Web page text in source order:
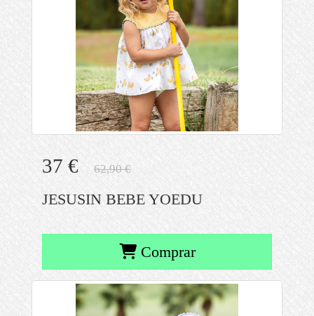
37 € 62,90 €
JESUSIN BEBE YOEDU
Comprar